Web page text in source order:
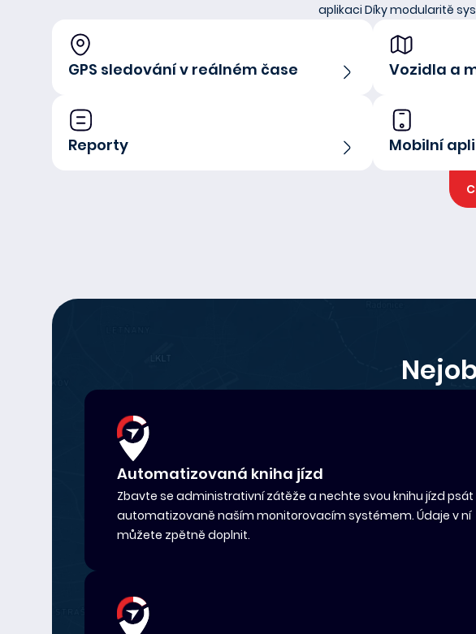
aplikaci Díky modularitě
GPS sledování v reálném čase Vozidla a
Reporty Mobilní
Automatizovaná kniha jízd
Zbavte se administrativní zátěže a nechte svou knihu jízd psát
automatizovaně naším monitorovacím systémem. Údaje v ní
můžete zpětně doplnit.